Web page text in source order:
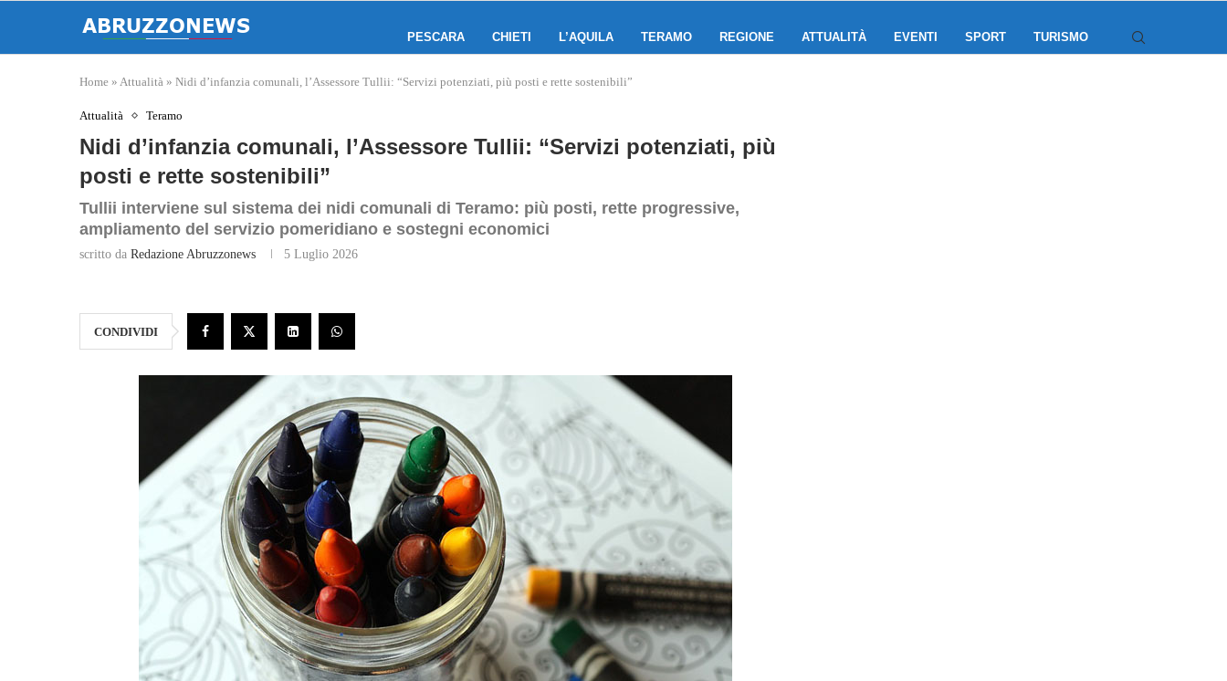
PESCARA CHIETI L’AQUILA TERAMO REGIONE ATTUALITÀ EVENTI SPORT TURISMO
Home » Attualità » Nidi d’infanzia comunali, l’Assessore Tullii: “Servizi potenziati, più posti e rette sostenibili”
Attualità Teramo
Nidi d’infanzia comunali, l’Assessore Tullii: “Servizi potenziati, più
posti e rette sostenibili”
Tullii interviene sul sistema dei nidi comunali di Teramo: più posti, rette progressive,
ampliamento del servizio pomeridiano e sostegni economici
scritto da Redazione Abruzzonews 5 Luglio 2026
CONDIVIDI